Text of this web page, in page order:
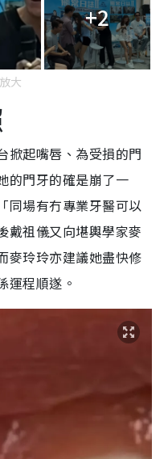
+2
大
掀起嘴唇、為受損的門
的門牙的確是崩了一
同場有冇專業牙醫可以
戴祖儀又向堪輿學家麥
麥玲玲亦建議她盡快修
運程順遂。